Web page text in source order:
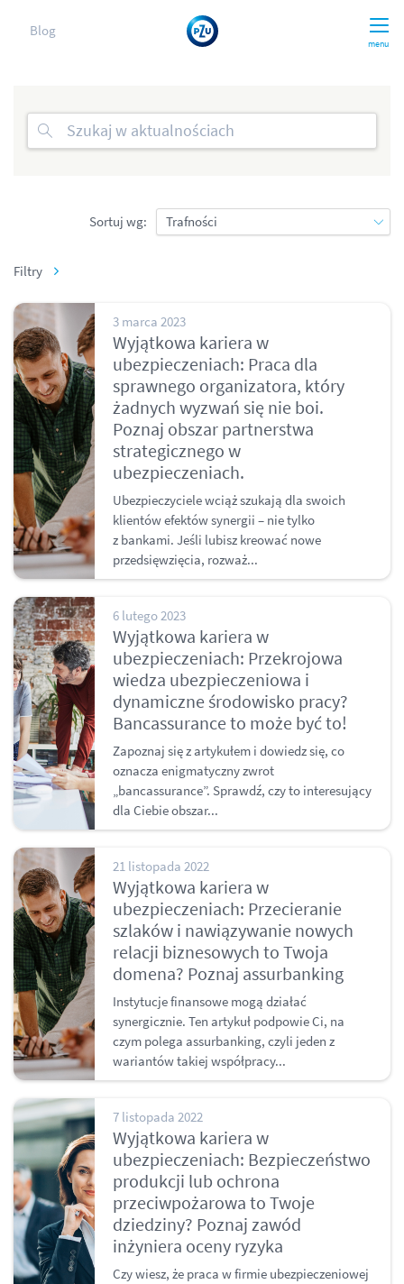
menu
Blog
Sortuj wg:
Filtry
3 marca 2023
Wyjątkowa kariera w
ubezpieczeniach: Praca dla
sprawnego organizatora, który
żadnych wyzwań się nie boi.
Poznaj obszar partnerstwa
strategicznego w
ubezpieczeniach.
Ubezpieczyciele wciąż szukają dla swoich
klientów efektów synergii – nie tylko
z bankami. Jeśli lubisz kreować nowe
przedsięwzięcia, rozważ...
6 lutego 2023
Wyjątkowa kariera w
ubezpieczeniach: Przekrojowa
wiedza ubezpieczeniowa i
dynamiczne środowisko pracy?
Bancassurance to może być to!
Zapoznaj się z artykułem i dowiedz się, co
oznacza enigmatyczny zwrot
„bancassurance”. Sprawdź, czy to interesujący
dla Ciebie obszar...
21 listopada 2022
Wyjątkowa kariera w
ubezpieczeniach: Przecieranie
szlaków i nawiązywanie nowych
relacji biznesowych to Twoja
domena? Poznaj assurbanking
Instytucje finansowe mogą działać
synergicznie. Ten artykuł podpowie Ci, na
czym polega assurbanking, czyli jeden z
wariantów takiej współpracy...
7 listopada 2022
Wyjątkowa kariera w
ubezpieczeniach: Bezpieczeństwo
produkcji lub ochrona
przeciwpożarowa to Twoje
dziedziny? Poznaj zawód
inżyniera oceny ryzyka
Czy wiesz, że praca w firmie ubezpieczeniowej